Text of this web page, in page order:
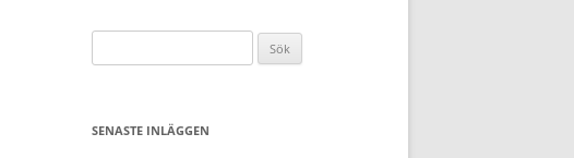
efter:
SENASTE INLÄGGEN